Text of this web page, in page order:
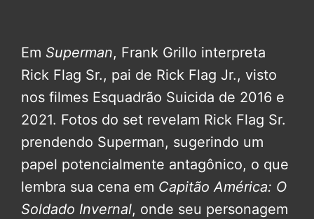
Em Superman, Frank Grillo interpreta
Rick Flag Sr., pai de Rick Flag Jr., visto
nos filmes Esquadrão Suicida de 2016 e
2021. Fotos do set revelam Rick Flag Sr.
prendendo Superman, sugerindo um
papel potencialmente antagônico, o que
lembra sua cena em Capitão América: O
Soldado Invernal, onde seu personagem